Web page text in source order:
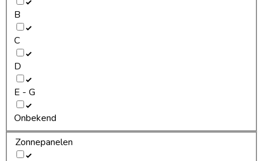
B
C
D
E - G
Onbekend
Zonnepanelen